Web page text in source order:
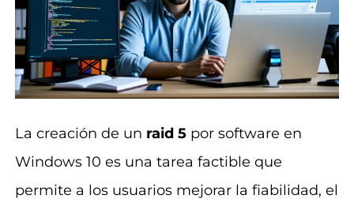
La creación de un raid 5por software en
Windows 10 es una tarea factible que
permite a los usuarios mejorar la fiabilidad, el